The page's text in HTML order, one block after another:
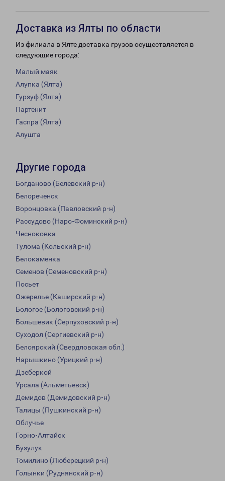
Доставка из Ялты по области
Из филиала в Ялте доставка грузов осуществляется в
следующие города:
Малый маяк
Алупка (Ялта)
Гурзуф (Ялта)
Партенит
Гаспра (Ялта)
Алушта
Другие города
Богданово (Белевский р-н)
Белореченск
Воронцовка (Павловский р-н)
Рассудово (Наро-Фоминский р-н)
Чесноковка
Тулома (Кольский р-н)
Белокаменка
Семенов (Семеновский р-н)
Посьет
Ожерелье (Каширский р-н)
Бологое (Бологовский р-н)
Большевик (Серпуховский р-н)
Суходол (Сергиевский р-н)
Белоярский (Свердловская обл.)
Нарышкино (Урицкий р-н)
Дзеберкой
Урсала (Альметьевск)
Демидов (Демидовский р-н)
Талицы (Пушкинский р-н)
Облучье
Горно-Алтайск
Бузулук
Томилино (Люберецкий р-н)
Голынки (Руднянский р-н)